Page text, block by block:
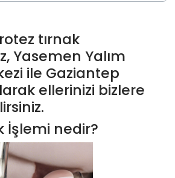
tırnak
Yasemen Yalım
ile Gaziantep
ellerinizi bizlere
İşlemi nedir?